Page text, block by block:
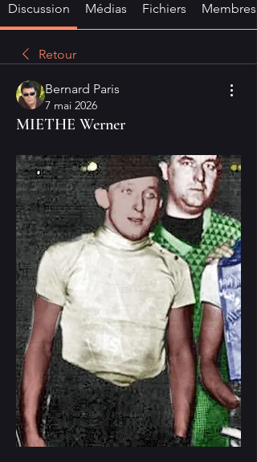
Discussion Médias Fichiers Membres
Retour
Bernard Paris
7 mai 2026
MIETHE Werner